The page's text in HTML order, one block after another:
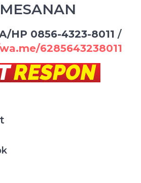
HP 0856-4323-8011 /
6285643238011